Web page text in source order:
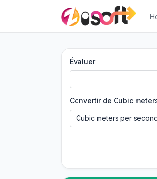
Évaluer
Convertir de Cubic